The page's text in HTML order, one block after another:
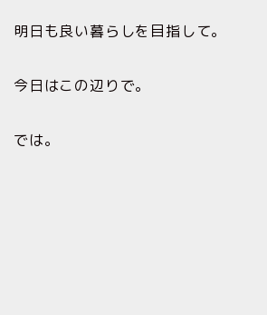
明日も良い暮らしを目指して。
今日はこの辺りで。
では。